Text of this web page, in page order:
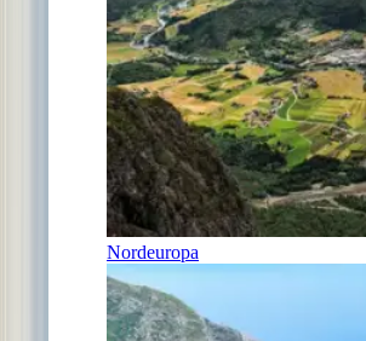
Nordeuropa